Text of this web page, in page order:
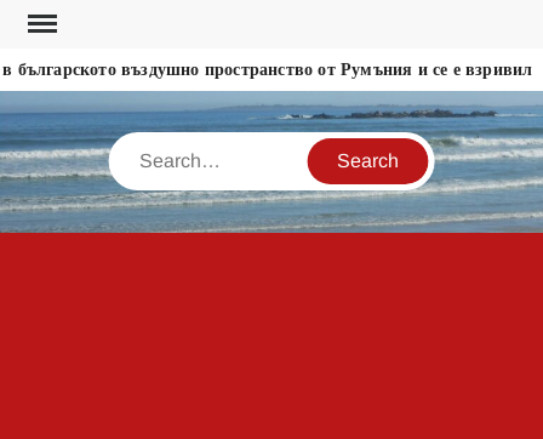
Skip
content
въздушно пространство от Румъния и се е взривил
Search